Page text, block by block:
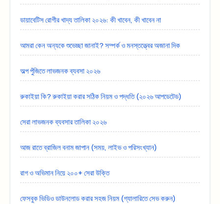
ডায়াবেটিস রোগীর খাদ্য তালিকা ২০২৬: কী খাবেন, কী খাবেন না
আমরা কেন অন্যকে শুভেচ্ছা জানাই? সম্পর্ক ও মনস্তত্ত্বের অজানা দিক
অল্প পুঁজিতে লাভজনক ব্যবসা ২০২৬
রুকাইয়া কি? রুকাইয়া করার সঠিক নিয়ম ও পদ্ধতি (২০২৬ আপডেটেড)
সেরা লাভজনক ব্যবসার তালিকা ২০২৬
আজ রাতে ব্রাজিল বনাম জাপান (সময়, লাইভ ও পরিসংখ্যান)
রাগ ও অভিমান নিয়ে ২০০+ সেরা উক্তি
ফেসবুক ভিডিও ডাউনলোড করার সহজ নিয়ম (গ্যালারিতে সেভ করুন)